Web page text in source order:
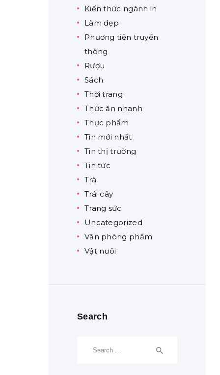
Kiến thức ngành in
Làm đẹp
Phương tiện truyền
thông
Rượu
Sách
Thời trang
Thức ăn nhanh
Thực phẩm
Tin mới nhất
Tin thị trường
Tin tức
Trà
Trái cây
Trang sức
Uncategorized
Văn phòng phẩm
Vật nuôi
Search